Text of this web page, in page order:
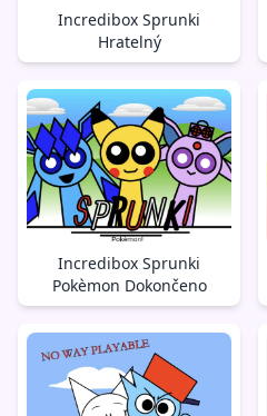
Incredibox Sprunki
Hratelný
Incredibox Sprunki
Pokèmon Dokončeno